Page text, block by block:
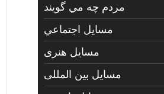
مردم چه مي گويند
مسايل اجتماعي
مسايل هنری
مسایل بین المللی